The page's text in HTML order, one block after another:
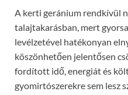
A kerti geránium rendkívül
talajtakarásban, mert
levélzetével hatékonyan
köszönhetően jelentősen
fordított idő, energiát és
gyomirtószerekre sem lesz